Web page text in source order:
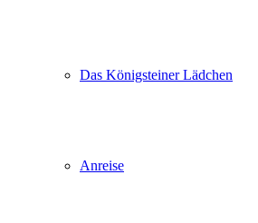
Das Königsteiner Lädchen
Anreise